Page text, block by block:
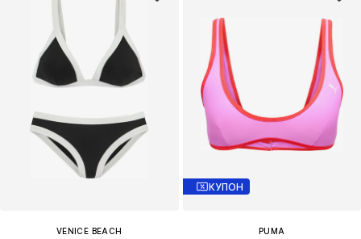
VENICE BEACH
КУПОН
PUMA